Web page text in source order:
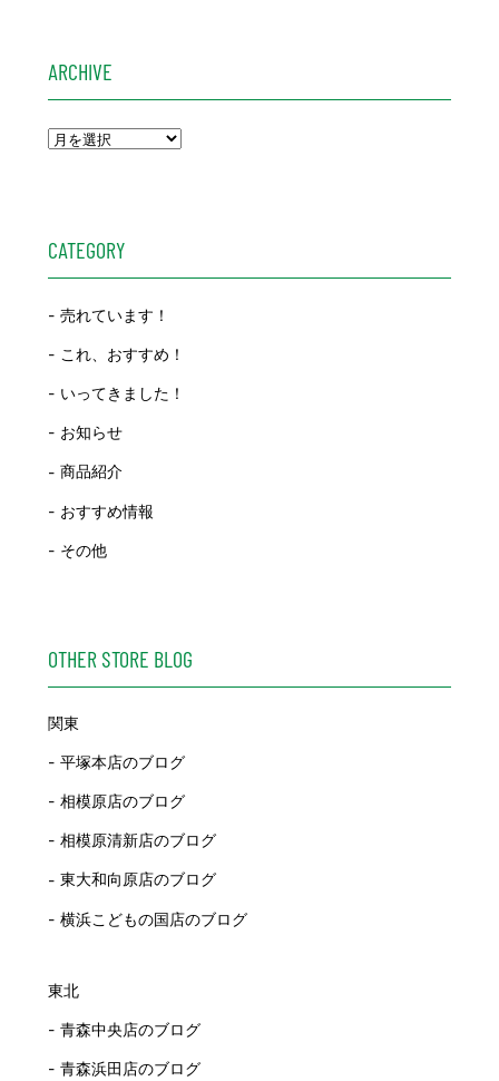
ARCHIVE
CATEGORY
売れています！
これ、おすすめ！
いってきました！
お知らせ
商品紹介
おすすめ情報
その他
OTHER STORE BLOG
関東
平塚本店のブログ
相模原店のブログ
相模原清新店のブログ
東大和向原店のブログ
横浜こどもの国店のブログ
東北
青森中央店のブログ
青森浜田店のブログ